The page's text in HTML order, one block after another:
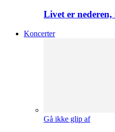
Livet er
Koncerter
Gå ikke glip af